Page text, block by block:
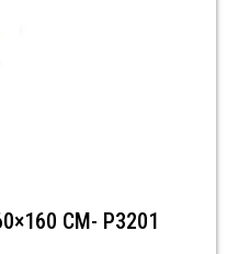
CM- P3201